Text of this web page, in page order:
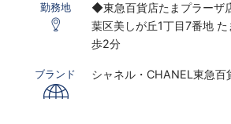
※研修期間あり
※時給は能力経験により変
います
〇下記の場合は、割増した
勤務地
◆東急百貨店たまプラーザ
葉区美しが丘1丁目7番地
歩2分
ブランド シャネル・CHANEL東急百